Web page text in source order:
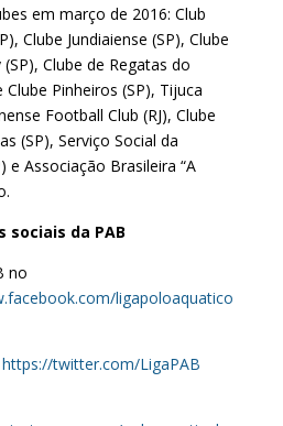
em março de 2016: Club
Clube Jundiaiense (SP), Clube
Clube de Regatas do
Clube Pinheiros (SP), Tijuca
Football Club (RJ), Clube
(SP), Serviço Social da
e Associação Brasileira “A
sociais da PAB
no
ligapoloaquatico
https://twitter.com/LigaPAB